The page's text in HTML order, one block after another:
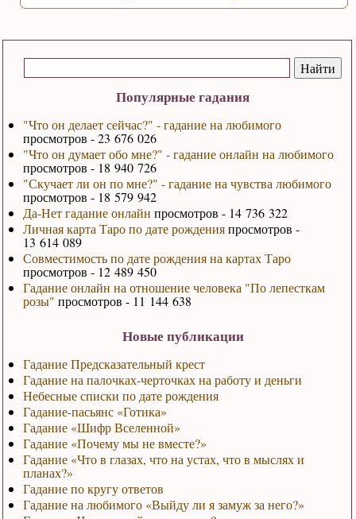
Популярные гадания
"Что он делает сейчас?" - гадание на любимого
просмотров - 23 676 026
"Что он думает обо мне?" - гадание онлайн на любимого
просмотров - 18 940 726
"Скучает ли он по мне?" - гадание на чувства любимого
просмотров - 18 579 942
Да-Нет гадание онлайн просмотров - 14 736 322
Личная карта Таро по дате рожденияпросмотров -
13 614 089
Совместимость по дате рождения на картах Таро
просмотров - 12 489 450
Гадание онлайн на отношение человека "По лепесткам
розы" просмотров - 11 144 638
Новые публикации
Гадание Предсказательный крест
Гадание на палочках-черточках на работу и деньги
Небесные списки по дате рождения
Гадание-пасьянс «Готика»
Гадание «Шифр Вселенной»
Гадание «Почему мы не вместе?»
Гадание «Что в глазах, что на устах, что в мыслях и
планах?»
Гадание по кругу ответов
Гадание на любимого «Выйду ли я замуж за него?»